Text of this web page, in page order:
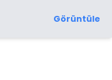
Görüntüle